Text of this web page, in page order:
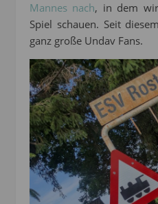
Mannes nach, in dem
Spiel schauen. Seit
ganz große Undav Fans.